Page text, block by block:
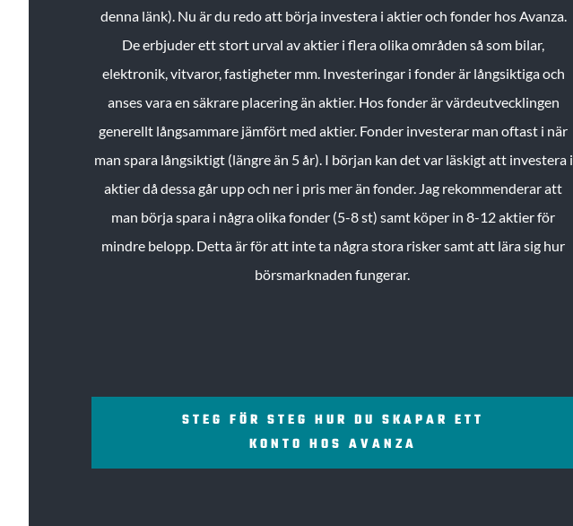
denna länk). Nu är du redo att börja investera i aktier och fonder hos Avanza.
De erbjuder ett stort urval av aktier i flera olika områden så som bilar,
elektronik, vitvaror, fastigheter mm. Investeringar i fonder är långsiktiga och
anses vara en säkrare placering än aktier. Hos fonder är värdeutvecklingen
generellt långsammare jämfört med aktier. Fonder investerar man oftast i när
man spara långsiktigt (längre än 5 år). I början kan det var läskigt att investera i
aktier då dessa går upp och ner i pris mer än fonder. Jag rekommenderar att
man börja spara i några olika fonder (5-8 st) samt köper in 8-12 aktier för
mindre belopp. Detta är för att inte ta några stora risker samt att lära sig hur
börsmarknaden fungerar.
STEG FÖR STEG HUR DU SKAPAR ETT
KONTO HOS AVANZA